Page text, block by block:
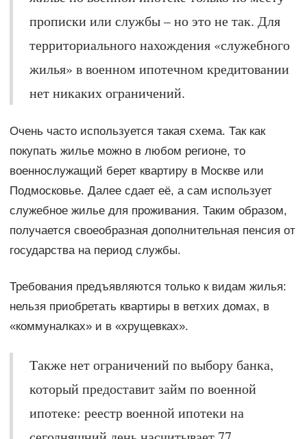
прописки или службы – но это не так. Для
территориального нахождения «служебного
жилья» в военном ипотечном кредитовании
нет никаких ограничений.
Очень часто используется такая схема. Так как
покупать жилье можно в любом регионе, то
военнослужащий берет квартиру в Москве или
Подмосковье. Далее сдает её, а сам использует
служебное жилье для проживания. Таким образом,
получается своеобразная дополнительная пенсия от
государства на период службы.
Требования предъявляются только к видам жилья:
нельзя приобретать квартиры в ветхих домах, в
«коммуналках» и в «хрущевках».
Также нет ограничений по выбору банка,
который предоставит займ по военной
ипотеке: реестр военной ипотеки на